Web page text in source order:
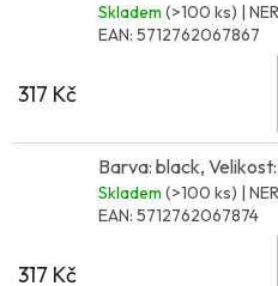
Skladem (>100 ks) |
EAN: 5712762067867
317 Kč
Barva: black,
Skladem (>100 ks) |
EAN: 5712762067874
317 Kč